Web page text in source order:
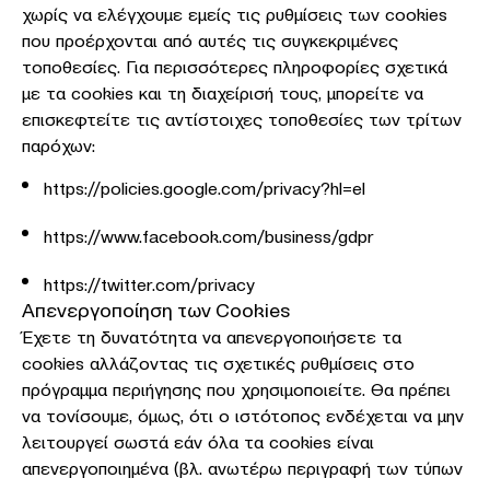
χωρίς να ελέγχουμε εμείς τις ρυθμίσεις των cookies
που προέρχονται από αυτές τις συγκεκριμένες
τοποθεσίες. Για περισσότερες πληροφορίες σχετικά
με τα cookies και τη διαχείρισή τους, μπορείτε να
επισκεφτείτε τις αντίστοιχες τοποθεσίες των τρίτων
παρόχων:
https://policies.google.com/privacy?hl=el
https://www.facebook.com/business/gdpr
https://twitter.com/privacy
Απενεργοποίηση των Cookies
Έχετε τη δυνατότητα να απενεργοποιήσετε τα
cookies αλλάζοντας τις σχετικές ρυθμίσεις στο
πρόγραμμα περιήγησης που χρησιμοποιείτε. Θα πρέπει
να τονίσουμε, όμως, ότι ο ιστότοπος ενδέχεται να μην
λειτουργεί σωστά εάν όλα τα cookies είναι
απενεργοποιημένα (βλ. ανωτέρω περιγραφή των τύπων